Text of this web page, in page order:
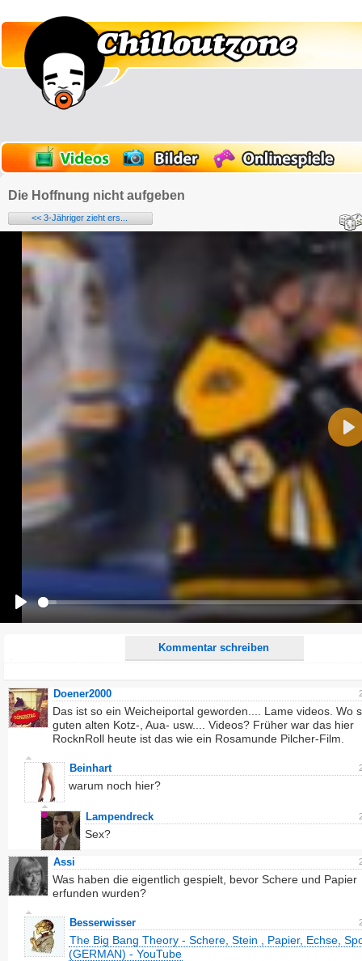
Die Hoffnung nicht aufgeben
<< 3-Jähriger zieht ers...
Kommentar schreiben
Alle HTML-Tags außer <br>, <strike> und <i> werden aus Deinem Kommentar entfernt.
Ich möchte eine E-Mail, wenn zu meinem Kommentar Antworten erscheinen.
Ich möchte eine E-Mail, wenn auf dieser Seite weitere Kommentare erscheinen.
Doener2000
Das ist so ein Weicheiportal geworden.... Lame videos. Wo
guten alten Kotz-, Aua- usw.... Videos? Früher war das hier
RocknRoll heute ist das wie ein Rosamunde Pilcher-Film.
Beinhart
warum noch hier?
Lampendreck
Sex?
Assi
Was haben die eigentlich gespielt, bevor Schere und Papier
erfunden wurden?
Besserwisser
The Big Bang Theory - Schere, Stein , Papier, Echse,
(GERMAN) - YouTube